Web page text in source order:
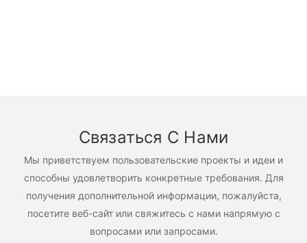
Связаться С Нами
Мы приветствуем пользовательские проекты и идеи и
способны удовлетворить конкретные требования. Для
получения дополнительной информации, пожалуйста,
посетите веб-сайт или свяжитесь с нами напрямую с
вопросами или запросами.